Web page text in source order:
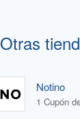
Otras
Notino